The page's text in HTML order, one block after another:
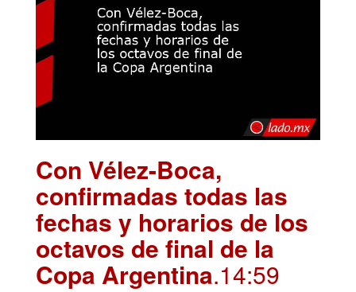
Con Vélez-Boca,
confirmadas todas las
fechas y horarios de los
octavos de final de la
Copa Argentina.14:59